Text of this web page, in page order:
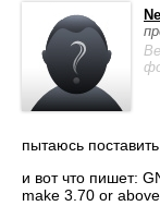
пытаюсь
и вот что пишет:
make 3.70 or